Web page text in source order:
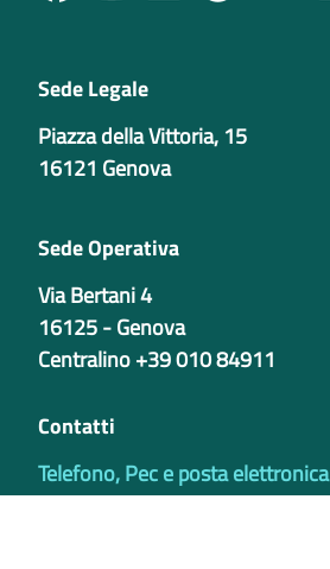
Sede Legale
Piazza della Vittoria, 15
16121 Genova
Sede Operativa
Via Bertani 4
16125 - Genova
Centralino +39 010 84911
Contatti
Telefono, Pec e posta elettronica